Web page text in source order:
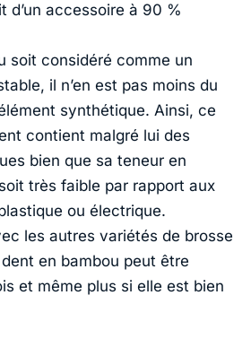
d’un accessoire à 90 %
soit considéré comme un
il n’en est pas moins du
synthétique. Ainsi, ce
contient malgré lui des
bien que sa teneur en
très faible par rapport aux
ou électrique.
les autres variétés de brosse
en bambou peut être
et même plus si elle est bien